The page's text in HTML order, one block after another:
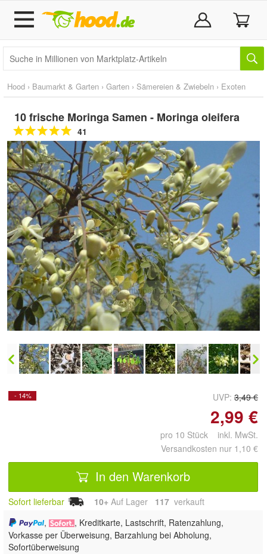
Hood › Baumarkt & Garten › Garten › Sämereien & Zwiebeln › Exoten
10 frische Moringa Samen - Moringa oleifera
41
Doppelt antippen zum
vergrößern
- 14% UVP: 3,49 €
2,99 €
pro 10 Stück inkl. MwSt.
Versandkosten nur 1,10 €
In den Warenkorb
Sofort lieferbar 10+ Auf Lager 117 verkauft
,
, Kreditkarte, Lastschrift, Ratenzahlung,
Vorkasse per Überweisung, Barzahlung bei Abholung,
Sofortüberweisung